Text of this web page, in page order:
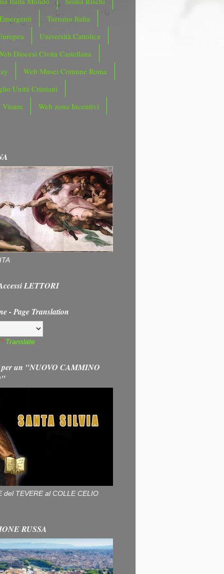
Turismo Italia
Università Cattolica
Diocesi Civita Castellana
Web Musei Comune Roma
Unità Cristiani
Visure
Web zona Incentivi
LETTORI
- Page Translation
Translate
per un "NUOVO CAMMINO
del TEVERE al COLLE CELIO
RUSSA